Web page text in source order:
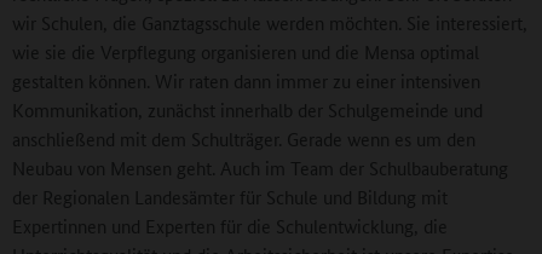
wir Schulen, die Ganztagsschule werden möchten. Sie interessiert,
wie sie die Verpflegung organisieren und die Mensa optimal
gestalten können. Wir raten dann immer zu einer intensiven
Kommunikation, zunächst innerhalb der Schulgemeinde und
anschließend mit dem Schulträger. Gerade wenn es um den
Neubau von Mensen geht. Auch im Team der Schulbauberatung
der Regionalen Landesämter für Schule und Bildung mit
Expertinnen und Experten für die Schulentwicklung, die